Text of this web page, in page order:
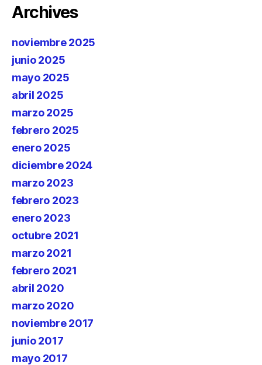
Archives
noviembre 2025
junio 2025
mayo 2025
abril 2025
marzo 2025
febrero 2025
enero 2025
diciembre 2024
marzo 2023
febrero 2023
enero 2023
octubre 2021
marzo 2021
febrero 2021
abril 2020
marzo 2020
noviembre 2017
junio 2017
mayo 2017